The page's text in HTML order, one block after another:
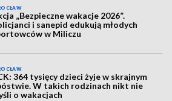
„Bezpieczne wakacje 2026”.
i sanepid edukują młodych
w Miliczu
364 tysięcy dzieci żyje w skrajnym
W takich rodzinach nikt nie
o wakacjach